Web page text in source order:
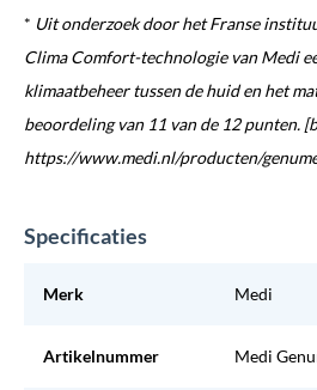
* Uit onderzoek door het Franse
Clima Comfort-technologie van Medi
klimaatbeheer tussen de huid en het
beoordeling van 11 van de 12 punten.
https://www.medi.nl/producten/
Specificaties
Merk Medi
Artikelnummer Medi